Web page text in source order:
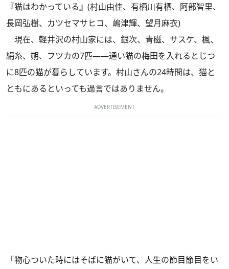
『猫はわかっている』(村山由佳、有栖川有栖、阿部智里、
長岡弘樹、カツセマサヒコ、嶋津輝、望月麻衣)
現在、軽井沢の村山家には、銀次、青磁、サスケ、楓、
絹糸、朔、フツカの7匹――通い猫の梅田を入れるとじつ
に8匹の猫が暮らしています。村山さんの24時間は、猫と
ともにあるといっても過言ではありません。
ADVERTISEMENT
「物心ついた時にはそばに猫がいて、人生の節目節目をい